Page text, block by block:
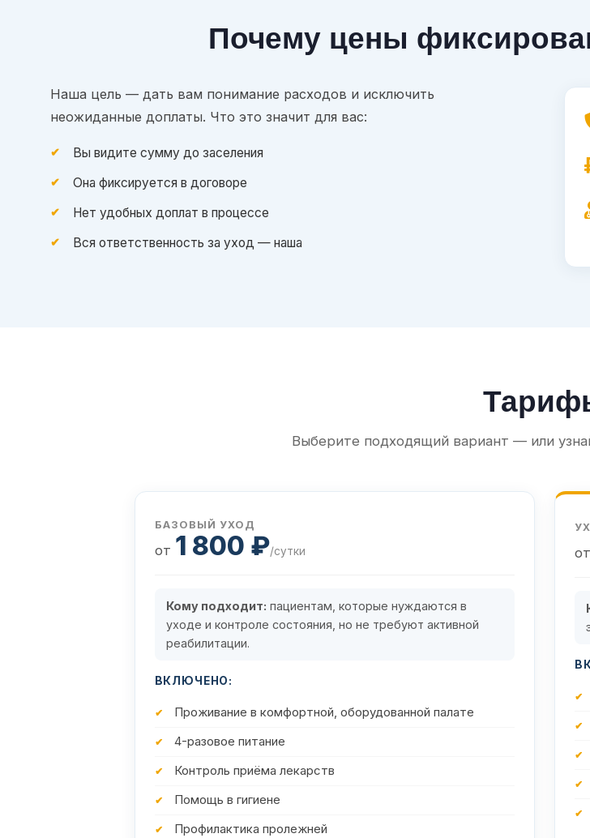
Почему цены
Наша цель — дать вам понимание расходов и исключить
неожиданные доплаты. Что это значит для вас:
Вы видите сумму до заселения
Она фиксируется в договоре
Нет удобных доплат в процессе
Вся ответственность за уход — наша
Выберите подходящий вариант — или
БАЗОВЫЙ УХОД
от 1 800 ₽/сутки
Кому подходит: пациентам, которые нуждаются в
уходе и контроле состояния, но не требуют активной
реабилитации.
ВКЛЮЧЕНО:
Проживание в комфортной, оборудованной палате
4-разовое питание
Контроль приёма лекарств
Помощь в гигиене
Профилактика пролежней
от